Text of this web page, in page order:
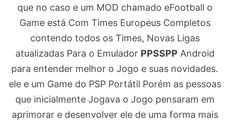
que no caso e um MOD chamado eFootball o
Game está Com Times Europeus Completos
contendo todos os Times, Novas Ligas
atualizadas Para o Emulador PPSSPP Android
para entender melhor o Jogo e suas novidades.
ele e um Game do PSP Portátil Porém as pessoas
que inicialmente Jogava o Jogo pensaram em
aprimorar e desenvolver ele de uma forma mais